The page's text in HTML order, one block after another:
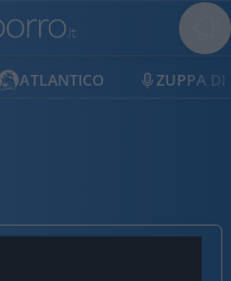
ATLANTICO ZUPPA DI